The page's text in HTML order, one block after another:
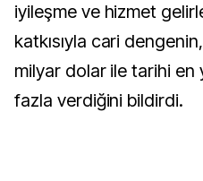
iyileşme ve hizmet
katkısıyla cari
milyar dolar ile tarihi en
fazla verdiğini bildirdi.